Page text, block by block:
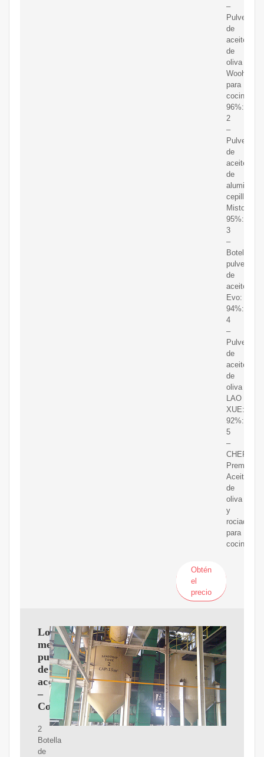
–
de
aceite
de
oliva
Woohubs
para
cocinar:
96%:
2
–
de
aceite
de
aluminio
cepillado
Misto:
95%:
3
–
Botella
de
aceite
Evo:
94%:
4
–
de
aceite
de
oliva
LAO
XUE:
92%:
5
–
Premium
Aceite
de
oliva
y
rociador
para
cocinar
Obtén
el
precio
Los
mejores
pulverizadores
de
aceite
–
Cocina21.com
2
Botella
de